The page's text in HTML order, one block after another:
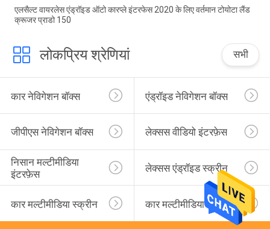
एलसैल्ट वायरलेस एंड्रॉइड ऑटो कारप्ले इंटरफेस 2020 के लिए वर्तमान टोयोटा लैंड
क्रूजर प्राडो 150
लोकप्रिय श्रेणियां सभी
कार नेविगेशन बॉक्स एंड्रॉइड नेविगेशन बॉक्स
जीपीएस नेविगेशन बॉक्स लेक्सस वीडियो इंटरफ़ेस
निसान मल्टीमीडिया
इंटरफ़ेस
लेक्सस एंड्रॉइड स्क्रीन
कार मल्टीमीडिया स्क्रीन कार मल्टीमीडिया डिस्प्ले